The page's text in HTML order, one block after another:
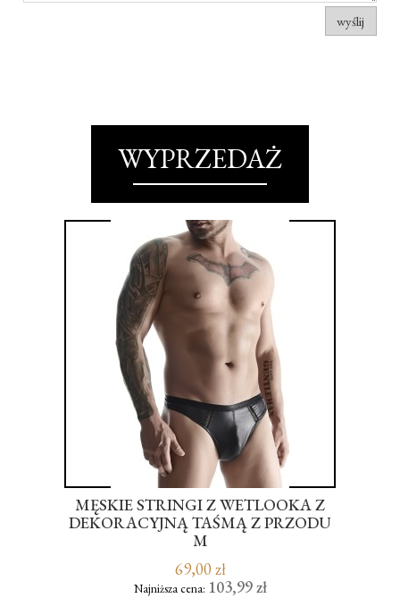
wyślij
WYPRZEDAŻ
MĘSKIE STRINGI Z WETLOOKA Z
DEKORACYJNĄ TAŚMĄ Z PRZODU
M
69,00 zł
Najniższa cena: 103,99 zł